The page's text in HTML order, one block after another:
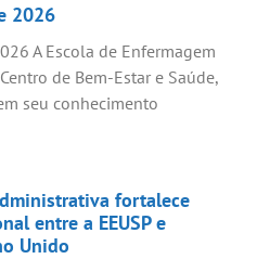
2026
A Escola de Enfermagem
de Bem-Estar e Saúde,
seu conhecimento
fortalece
entre a EEUSP e
Unido